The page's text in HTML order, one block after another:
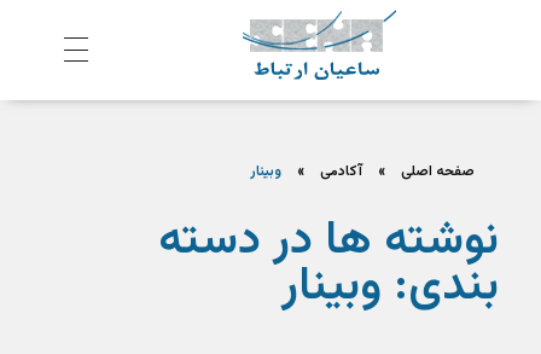
ش
رکت ساعیان ارتباط آینده پیشرو یکپارچگی و امنیت در ارتباط
صفحه اصلی » آکادمی » وبینار
نوشته ها در دسته
بندی: وبینار